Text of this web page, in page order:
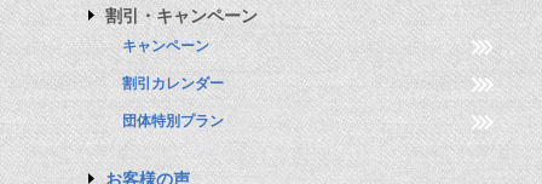
割引・キャンペーン
キャンペーン
割引カレンダー
団体特別プラン
お客様の声